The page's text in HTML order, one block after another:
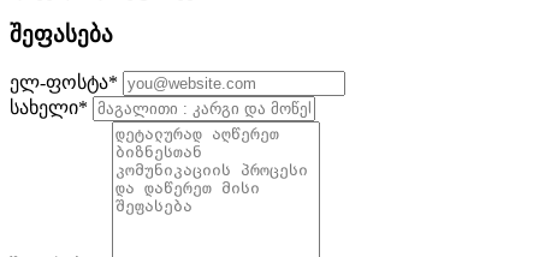
შეფასება
ელ-ფოსტა*
სახელი*